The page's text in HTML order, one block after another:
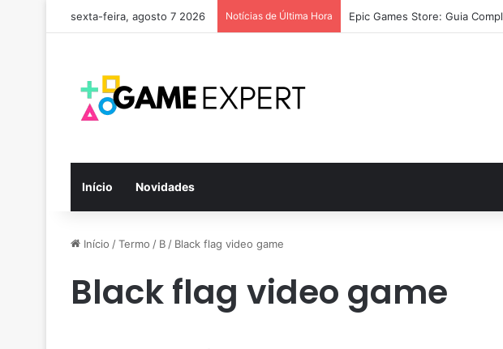
sexta-feira, agosto 7 2026 Notícias de Última Hora Epic Games Store: Guia
Início Novidades
Início /Termo / B / Black flag video game
Black flag video game